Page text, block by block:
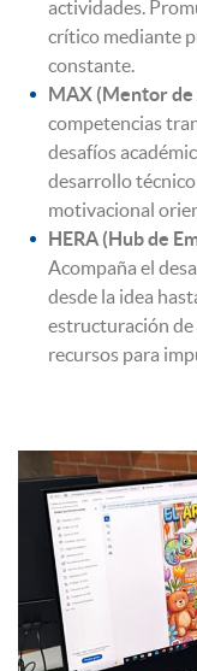
actividades.
crítico mediante
constante.
MAX (Mentor
competencias
desafíos
desarrollo
motivacional
HERA (Hub de
Acompaña el
desde la idea
estructuración de
recursos para